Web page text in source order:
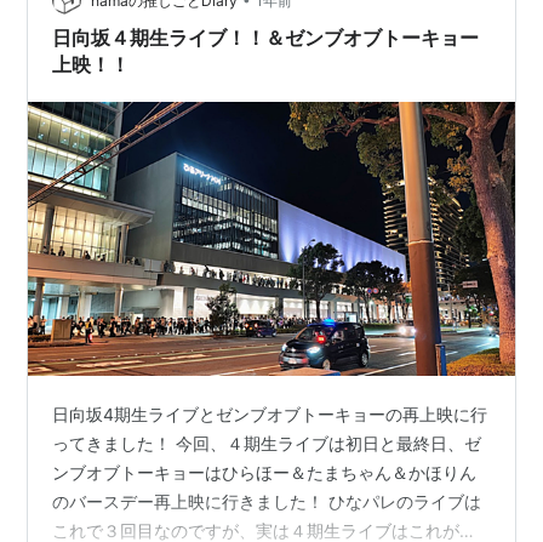
思える瞬間が多すぎる。これまでのオタク活動が丸ごと
会話スキルに転換されて…
日向坂４期生ライブ！！＆ゼンブオブトーキョー
上映！！
日向坂4期生ライブとゼンブオブトーキョーの再上映に行
ってきました！ 今回、４期生ライブは初日と最終日、ゼ
ンブオブトーキョーはひらほー＆たまちゃん＆かほりん
のバースデー再上映に行きました！ ひなパレのライブは
これで３回目なのですが、実は４期生ライブはこれが初